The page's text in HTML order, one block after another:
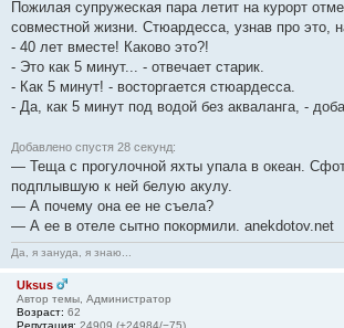
Пожилая супружеская пара летит на курорт
совместной жизни. Стюардесса, узнав про это,
- 40 лет вместе! Каково это?!
- Это как 5 минут... - отвечает старик.
- Как 5 минут! - восторгается стюардесса.
- Да, как 5 минут под водой без акваланга, -
Добавлено спустя 28 секунд:
— Теща с прогулочной яхты упала в океан.
подплывшую к ней белую акулу.
— А почему она ее не съела?
— А ее в отеле сытно покормили. anekdotov.net
Да, я зануда, я знаю...
Uksus
Автор темы, Администратор
Возраст: 62
Репутация: 24909 (+24984/−75)